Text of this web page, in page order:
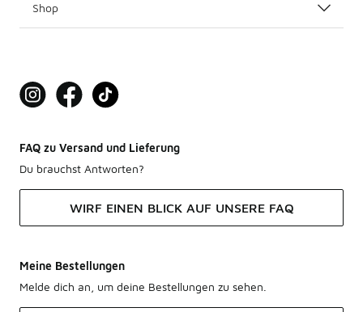
Shop
FAQ zu Versand und Lieferung
Du brauchst Antworten?
WIRF EINEN BLICK AUF UNSERE FAQ
Meine Bestellungen
Melde dich an, um deine Bestellungen zu sehen.